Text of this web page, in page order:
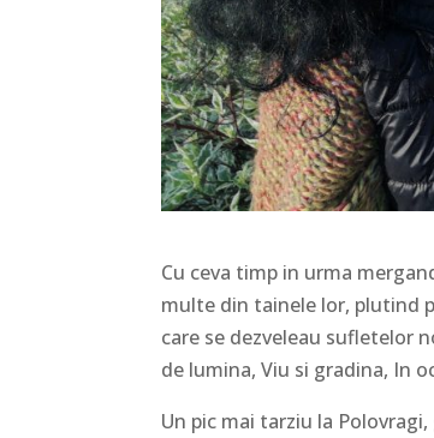
Cu ceva timp in urma
multe din tainele lor, plutind
care se dezveleau sufletelor
de lumina, Viu si gradina, In
Un pic mai tarziu la